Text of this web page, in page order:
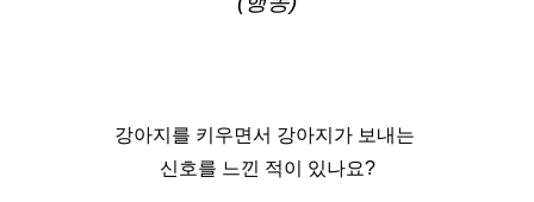
강아지를 키우면서 강아지가 보내는
신호를 느낀 적이 있나요?